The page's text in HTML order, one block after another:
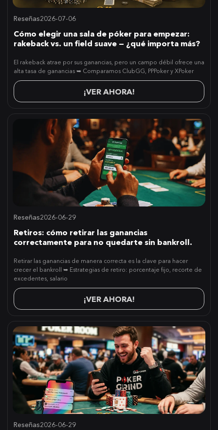
Reseñas2026-07-06
Cómo elegir una sala de póker para empezar:
rakeback vs. un field suave — ¿qué importa más?
El rakeback atrae por sus ganancias, pero un campo débil ofrece una
alta tasa de ganancias ➥ Comparamos ClubGG, PPPoker y XPoker
¡VER AHORA!
Reseñas2026-06-29
Retiros: cómo retirar las ganancias
correctamente para no quedarte sin bankroll.
Retirar las ganancias de manera correcta es la clave para hacer
crecer el bankroll ➥ Estrategias de retiro: porcentaje fijo, recorte de
excedentes, salario
¡VER AHORA!
Reseñas2026-06-29